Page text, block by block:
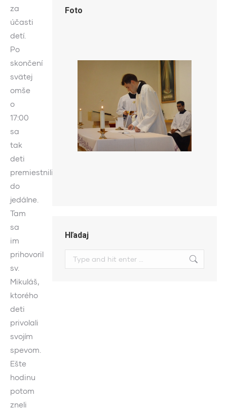
za
účasti
detí.
Po
skončení
svätej
omše
o
17:00
sa
tak
deti
premiestnili
do
jedálne.
Tam
sa
im
prihovoril
sv.
Mikuláš,
ktorého
deti
privolali
svojím
spevom.
Ešte
hodinu
potom
zneli
Foto
Hľadaj
Search: